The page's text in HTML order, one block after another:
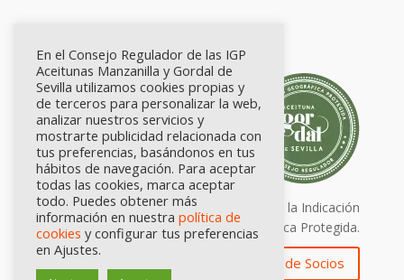
Calidad certificada por Origen. Sellos de la Indicación
Geográfica Protegida.
Zona de Socios
En el Consejo Regulador de las IGP
Aceitunas Manzanilla y Gordal de
Sevilla utilizamos cookies propias y
de terceros para personalizar la web,
analizar nuestros servicios y
mostrarte publicidad relacionada con
tus preferencias, basándonos en tus
hábitos de navegación. Para aceptar
todas las cookies, marca aceptar
todo. Puedes obtener más
información en nuestra política de
cookies y configurar tus preferencias
en Ajustes.